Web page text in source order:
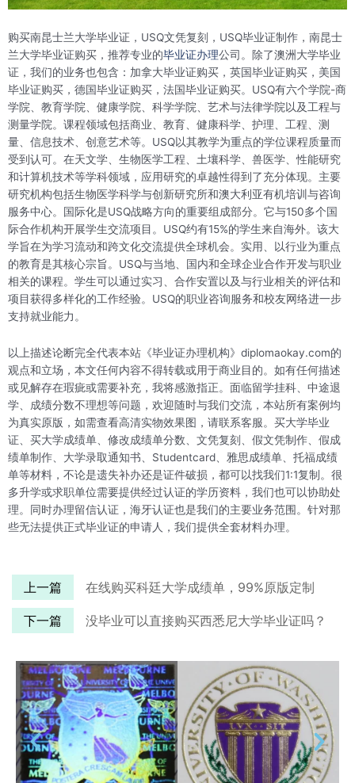
购买南昆士兰大学毕业证，USQ文凭复刻，USQ毕业证制作，南昆士
兰大学毕业证购买，推荐专业的毕业证办理公司。除了澳洲大学毕业
证，我们的业务也包含：加拿大毕业证购买，英国毕业证购买，美国
毕业证购买，德国毕业证购买，法国毕业证购买。USQ有六个学院-商
学院、教育学院、健康学院、科学学院、艺术与法律学院以及工程与
测量学院。课程领域包括商业、教育、健康科学、护理、工程、测
量、信息技术、创意艺术等。USQ以其教学为重点的学位课程质量而
受到认可。在天文学、生物医学工程、土壤科学、兽医学、性能研究
和计算机技术等学科领域，应用研究的卓越性得到了充分体现。主要
研究机构包括生物医学科学与创新研究所和澳大利亚有机培训与咨询
服务中心。国际化是USQ战略方向的重要组成部分。它与150多个国
际合作机构开展学生交流项目。USQ约有15%的学生来自海外。该大
学旨在为学习流动和跨文化交流提供全球机会。实用、以行业为重点
的教育是其核心宗旨。USQ与当地、国内和全球企业合作开发与职业
相关的课程。学生可以通过实习、合作安置以及与行业相关的评估和
项目获得多样化的工作经验。USQ的职业咨询服务和校友网络进一步
支持就业能力。
以上描述论断完全代表本站《毕业证办理机构》diplomaokay.com的
观点和立场，本文任何内容不得转载或用于商业目的。如有任何描述
或见解存在瑕疵或需要补充，我将感激指正。面临留学挂科、中途退
学、成绩分数不理想等问题，欢迎随时与我们交流，本站所有案例均
为真实原版，如需查看高清实物效果图，请联系客服。买大学毕业
证、买大学成绩单、修改成绩单分数、文凭复刻、假文凭制作、假成
绩单制作、大学录取通知书、Studentcard、雅思成绩单、托福成绩
单等材料，不论是遗失补办还是证件破损，都可以找我们1:1复制。很
多升学或求职单位需要提供经过认证的学历资料，我们也可以协助处
理。同时办理留信认证，海牙认证也是我们的主要业务范围。针对那
些无法提供正式毕业证的申请人，我们提供全套材料办理。
上一篇 在线购买科廷大学成绩单，99%原版定制
下一篇 没毕业可以直接购买西悉尼大学毕业证吗？